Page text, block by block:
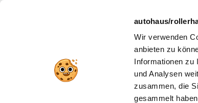
autohaus/
Wir verwenden
anbieten zu
Informationen zu
und Analysen
zusammen, die
gesammelt